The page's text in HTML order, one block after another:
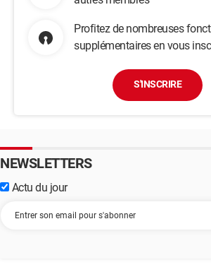
Profitez de nombreuses
supplémentaires en vous
S'INSCRIRE
NEWSLETTERS
Actu du jour